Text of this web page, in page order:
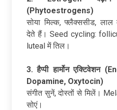
(Phytoestrogens)
सोया मिल्क, फ्लैक्ससीड,
देते हैं। Seed cycling:
luteal में तिल।
3. हैप्पीहार्मोनएक्टिवेशन
Dopamine, Oxytocin)
संगीत सुनें, दोस्तों से मिलें।
सोएं।